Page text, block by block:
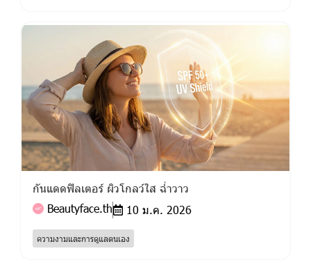
กันแดดฟิลเตอร์ ผิวโกลว์ใส ฉ่ำวาว
Beautyface.th
10 ม.ค. 2026
ความงามและการดูแลตนเอง